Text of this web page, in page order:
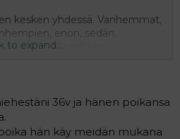
kesken yhdessä. Vanhemmat,
enon, sedän,
ei pitäisi olla mitään
to expand...
36v ja hänen poikansa
hän käy meidän mukana